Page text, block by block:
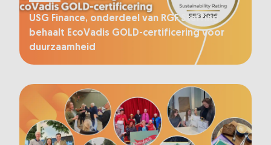
USG Finance, onderdeel van RGF Staffing
behaalt EcoVadis GOLD-certificering voor
duurzaamheid